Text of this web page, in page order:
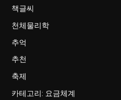
책글씨
천체물리학
추억
추천
축제
카테고리: 요금체계